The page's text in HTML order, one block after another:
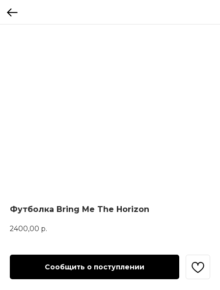
Футболка Bring Me The Horizon
2400,00 р.
Сообщить о поступлении